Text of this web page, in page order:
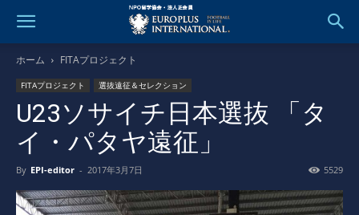
ホーム FITAプロジェクト
FITAプロジェクト 選抜遠征＆セレクション
U23ソサイチ日本選抜 「タ
イ・パタヤ遠征」
By EPI-editor - 2017年3月7日 5529